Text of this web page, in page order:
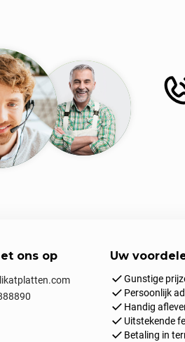
ons op Uw
Gunstige
Persoonlijk
Handig
Uitstekende
Betaling in